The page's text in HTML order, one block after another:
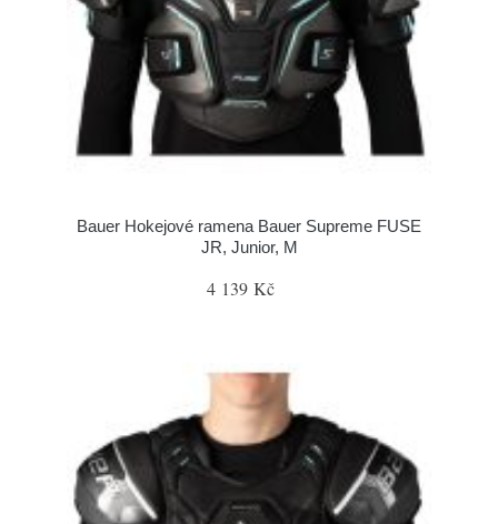
Bauer Hokejové ramena Bauer Supreme FUSE
JR, Junior, M
4 139 Kč